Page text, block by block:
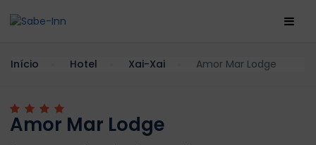
Início Hotel Xai-Xai Amor Mar Lodge
Amor Mar Lodge